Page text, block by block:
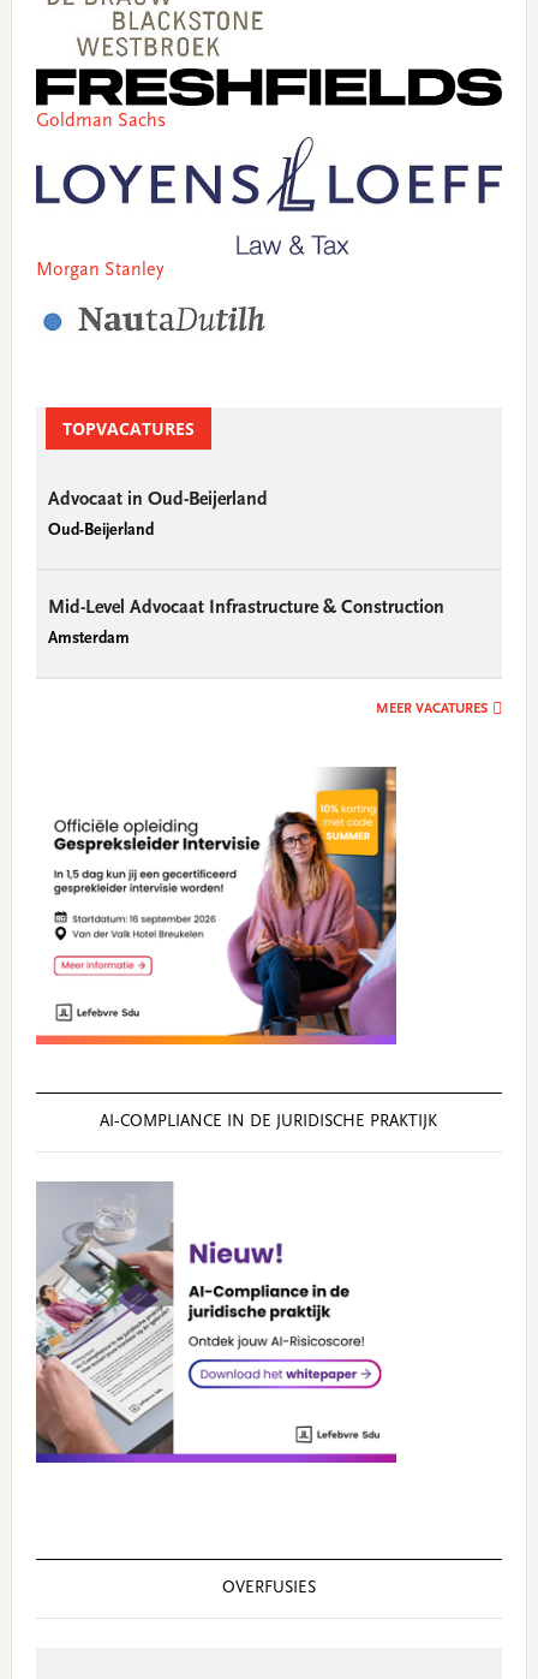
Goldman Sachs
Morgan Stanley
TOPVACATURES
Advocaat in Oud-Beijerland
Oud-Beijerland
Mid-Level Advocaat Infrastructure & Construction
Amsterdam
MEER VACATURES
AI‑COMPLIANCE IN DE JURIDISCHE PRAKTIJK
OVERFUSIES